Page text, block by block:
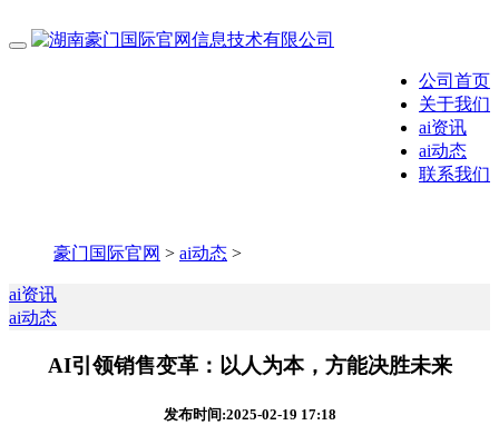
公司首页
关于我们
ai资讯
ai动态
联系我们
豪门国际官网 > ai动态 >
ai资讯
ai动态
AI引领销售变革：以人为本，方能决胜未来
发布时间:2025-02-19 17:18